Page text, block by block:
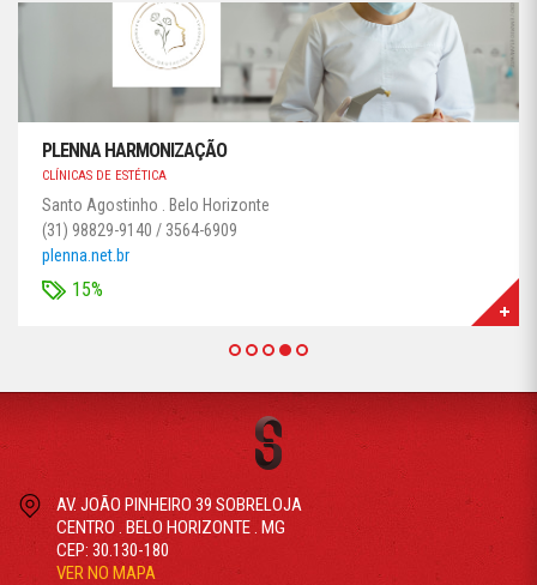
PLENNA HARMONIZAÇÃO
CLÍNICAS DE ESTÉTICA
Santo Agostinho . Belo Horizonte
(31) 98829-9140 / 3564-6909
plenna.net.br
15%
AV. JOÃO PINHEIRO 39 SOBRELOJA
CENTRO . BELO HORIZONTE . MG
CEP: 30.130-180
VER NO MAPA